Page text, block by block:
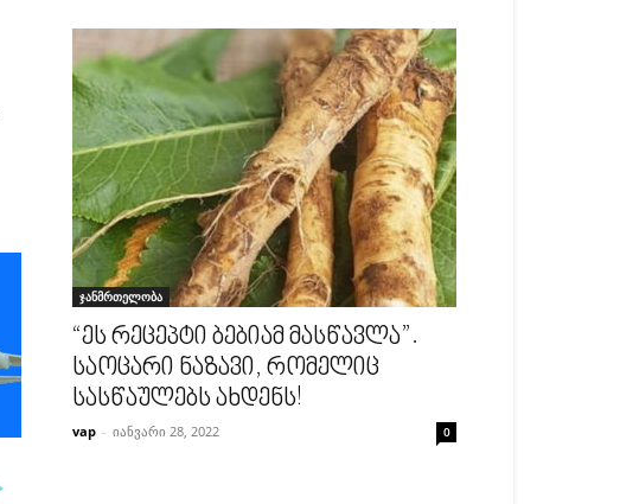
ჯანმრთელობა
“ეს რეცეპტი ბებიამ მასწავლა”.
საოცარი ნაზავი, რომელიც
სასწაულებს ახდენს!
vap - იანვარი 28, 2022 0